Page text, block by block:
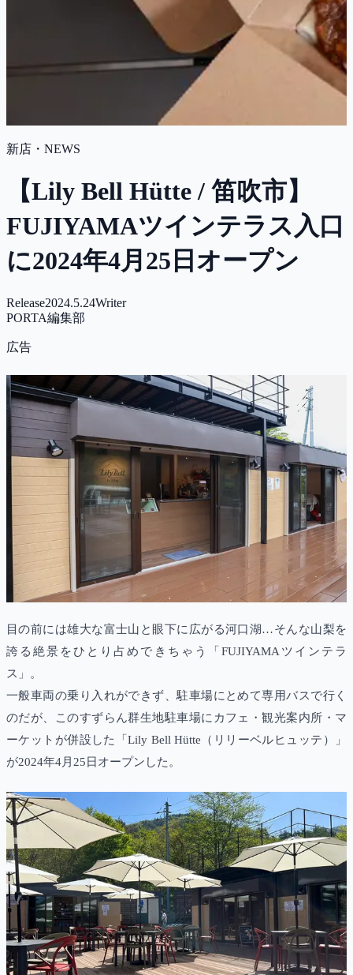
新店・NEWS
【Lily Bell Hütte / 笛吹市】
FUJIYAMAツインテラス入口
に2024年4月25日オープン
Release2024.5.24Writer
PORTA編集部
広告
目の前には雄大な富士山と眼下に広がる河口湖…そんな山梨を
誇る絶景をひとり占めできちゃう「FUJIYAMAツインテラ
ス」。
一般車両の乗り入れができず、駐車場にとめて専用バスで行く
のだが、このすずらん群生地駐車場にカフェ・観光案内所・マ
ーケットが併設した「Lily Bell Hütte（リリーベルヒュッテ）」
が2024年4月25日オープンした。